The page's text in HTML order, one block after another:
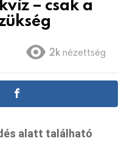
2k nézettség
alatt található